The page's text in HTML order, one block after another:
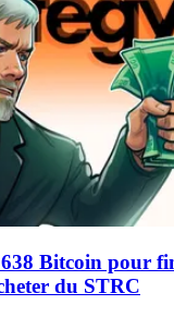
Bitcoin pour
du STRC